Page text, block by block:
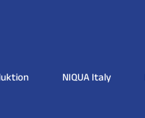
NIQUA Italy